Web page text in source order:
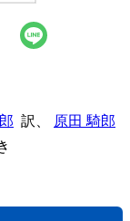
訳、
原田 騎郎